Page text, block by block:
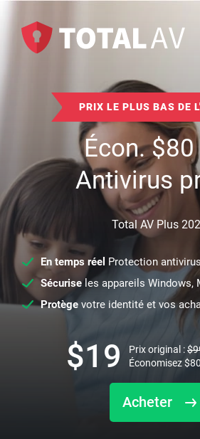
PRIX LE PLUS BAS DE
Écon.$80
Antivirus
Total AV Plus
En temps réel Protection antivirus
Sécuriseles appareils Windows,
Protège votre identité et vos
Acheter
$19 Prix original :$
Économisez$80